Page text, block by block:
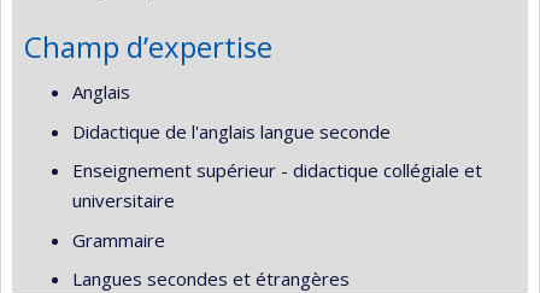
Champ d’expertise
Anglais
Didactique de l'anglais langue seconde
Enseignement supérieur - didactique collégiale et
universitaire
Grammaire
Langues secondes et étrangères